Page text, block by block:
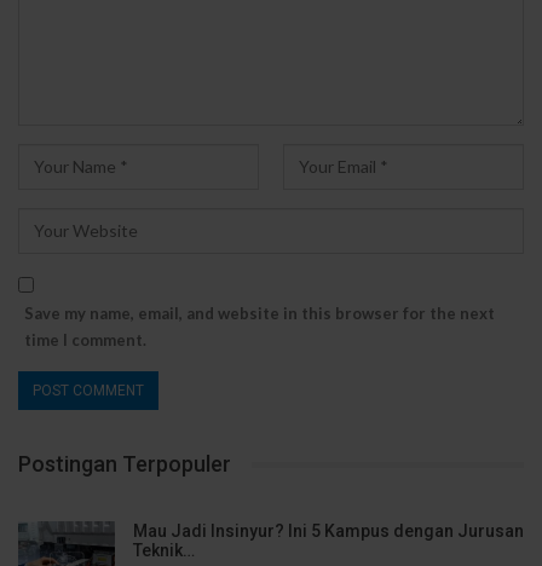
Save my name, email, and website in this browser for the next
time I comment.
Postingan Terpopuler
Mau Jadi Insinyur? Ini 5 Kampus dengan Jurusan
Teknik…